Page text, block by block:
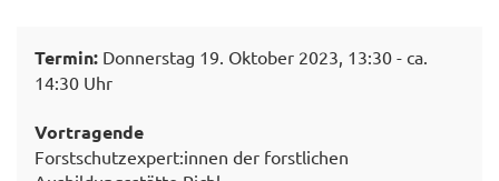
Termin: Donnerstag 19. Oktober 2023, 13:30 - ca.
14:30 Uhr
Vortragende
Forstschutzexpert:innen der forstlichen